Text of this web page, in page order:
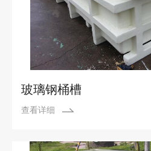
玻璃钢桶槽
查看详细